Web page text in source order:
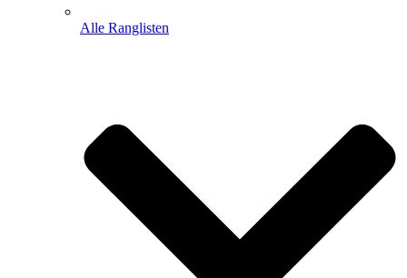
Alle Ranglisten